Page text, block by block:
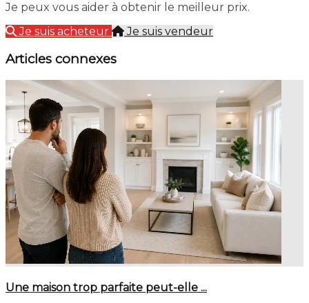
Je peux vous aider à obtenir le meilleur prix.
Je suis acheteur
Je suis vendeur
Articles connexes
Une maison trop parfaite peut-elle ...